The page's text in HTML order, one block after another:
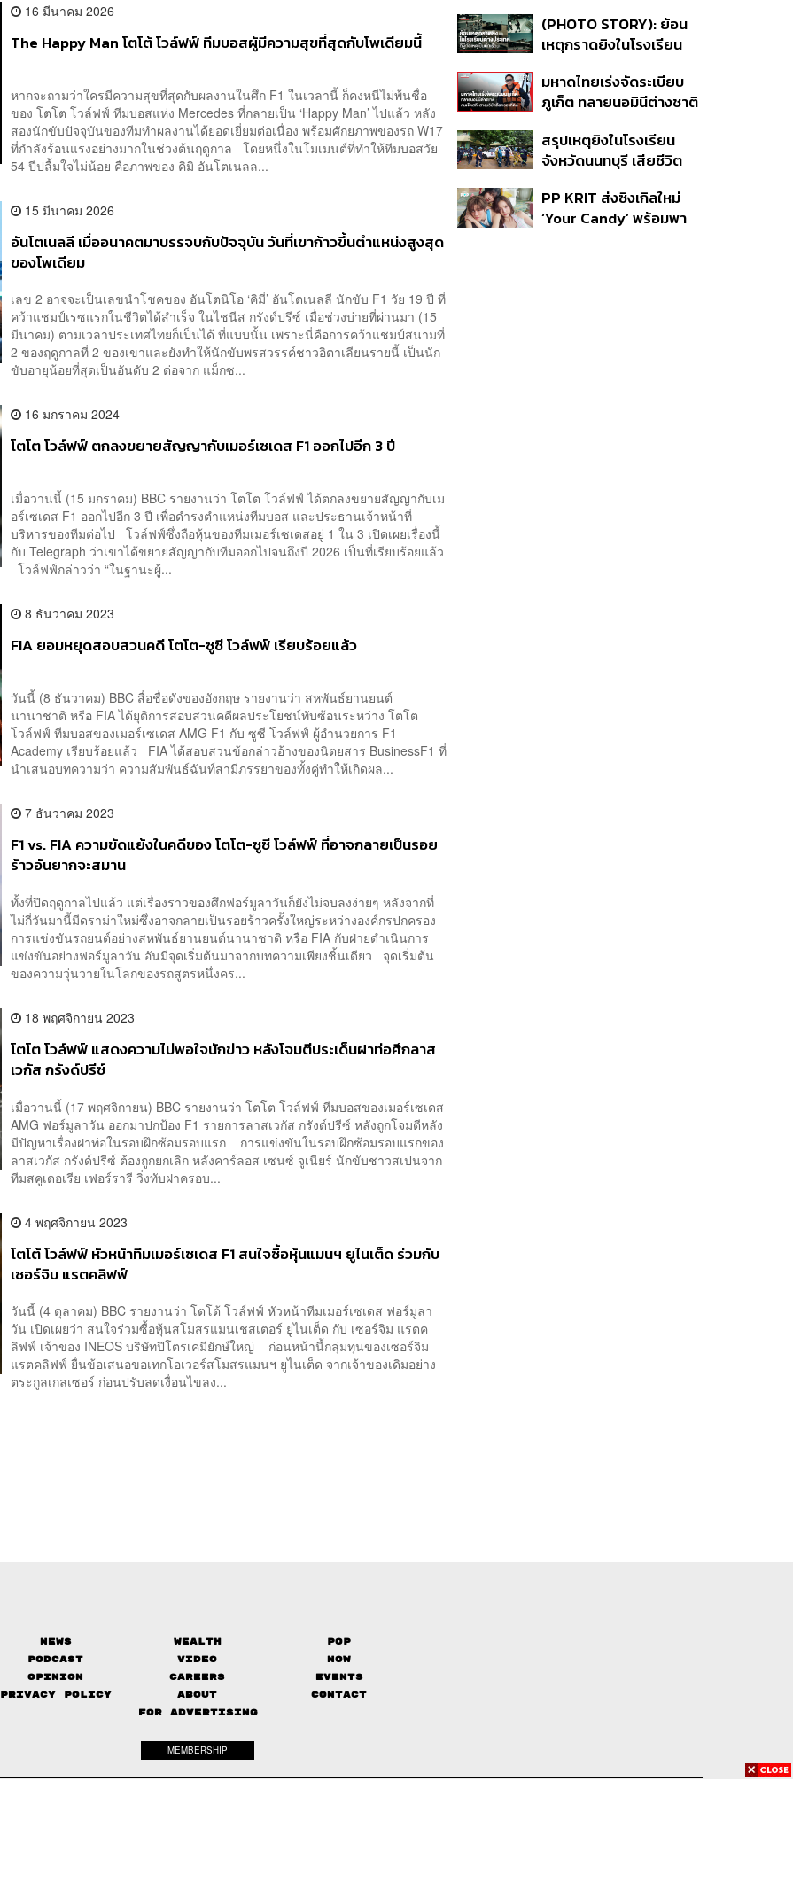
16 มีนาคม 2026
The Happy Man โตโต้ โวล์ฟฟ์ ทีมบอสผู้มีความสุขที่สุดกับโพเดียมนี้
หากจะถามว่าใครมีความสุขที่สุดกับผลงานในศึก F1 ในเวลานี้ ก็คงหนีไม่พ้นชื่อ
ของ โตโต โวล์ฟฟ์ ทีมบอสแห่ง Mercedes ที่กลายเป็น ‘Happy Man’ ไปแล้ว หลัง
สองนักขับปัจจุบันของทีมทำผลงานได้ยอดเยี่ยมต่อเนื่อง พร้อมศักยภาพของรถ W17
ที่กำลังร้อนแรงอย่างมากในช่วงต้นฤดูกาล โดยหนึ่งในโมเมนต์ที่ทำให้ทีมบอสวัย
54 ปีปลื้มใจไม่น้อย คือภาพของ คิมิ อันโตเนลล...
15 มีนาคม 2026
อันโตเนลลี เมื่ออนาคตมาบรรจบกับปัจจุบัน วันที่เขาก้าวขึ้นตำแหน่งสูงสุด
ของโพเดียม
เลข 2 อาจจะเป็นเลขนำโชคของ อันโตนิโอ ‘คิมี่’ อันโตเนลลี นักขับ F1 วัย 19 ปี ที่
คว้าแชมป์เรซแรกในชีวิตได้สำเร็จ ในไชนีส กรังด์ปรีซ์ เมื่อช่วงบ่ายที่ผ่านมา (15
มีนาคม) ตามเวลาประเทศไทยก็เป็นได้ ที่แบบนั้น เพราะนี่คือการคว้าแชมป์สนามที่
2 ของฤดูกาลที่ 2 ของเขาและยังทำให้นักขับพรสวรรค์ชาวอิตาเลียนรายนี้ เป็นนัก
ขับอายุน้อยที่สุดเป็นอันดับ 2 ต่อจาก แม็กซ...
16 มกราคม 2024
โตโต โวล์ฟฟ์ ตกลงขยายสัญญากับเมอร์เซเดส F1 ออกไปอีก 3 ปี
เมื่อวานนี้ (15 มกราคม) BBC รายงานว่า โตโต โวล์ฟฟ์ ได้ตกลงขยายสัญญากับเม
อร์เซเดส F1 ออกไปอีก 3 ปี เพื่อดำรงตำแหน่งทีมบอส และประธานเจ้าหน้าที่
บริหารของทีมต่อไป โวล์ฟฟ์ซึ่งถือหุ้นของทีมเมอร์เซเดสอยู่ 1 ใน 3 เปิดเผยเรื่องนี้
กับ Telegraph ว่าเขาได้ขยายสัญญากับทีมออกไปจนถึงปี 2026 เป็นที่เรียบร้อยแล้ว
โวล์ฟฟ์กล่าวว่า “ในฐานะผู้...
8 ธันวาคม 2023
FIA ยอมหยุดสอบสวนคดี โตโต-ซูซี โวล์ฟฟ์ เรียบร้อยแล้ว
วันนี้ (8 ธันวาคม) BBC สื่อชื่อดังของอังกฤษ รายงานว่า สหพันธ์ยานยนต์
นานาชาติ หรือ FIA ได้ยุติการสอบสวนคดีผลประโยชน์ทับซ้อนระหว่าง โตโต
โวล์ฟฟ์ ทีมบอสของเมอร์เซเดส AMG F1 กับ ซูซี โวล์ฟฟ์ ผู้อำนวยการ F1
Academy เรียบร้อยแล้ว FIA ได้สอบสวนข้อกล่าวอ้างของนิตยสาร BusinessF1 ที่
นำเสนอบทความว่า ความสัมพันธ์ฉันท์สามีภรรยาของทั้งคู่ทำให้เกิดผล...
7 ธันวาคม 2023
F1 vs. FIA ความขัดแย้งในคดีของ โตโต-ซูซี โวล์ฟฟ์ ที่อาจกลายเป็นรอย
ร้าวอันยากจะสมาน
ทั้งที่ปิดฤดูกาลไปแล้ว แต่เรื่องราวของศึกฟอร์มูลาวันก็ยังไม่จบลงง่ายๆ หลังจากที่
ไม่กี่วันมานี้มีดราม่าใหม่ซึ่งอาจกลายเป็นรอยร้าวครั้งใหญ่ระหว่างองค์กรปกครอง
การแข่งขันรถยนต์อย่างสหพันธ์ยานยนต์นานาชาติ หรือ FIA กับฝ่ายดำเนินการ
แข่งขันอย่างฟอร์มูลาวัน อันมีจุดเริ่มต้นมาจากบทความเพียงชิ้นเดียว จุดเริ่มต้น
ของความวุ่นวายในโลกของรถสูตรหนึ่งคร...
18 พฤศจิกายน 2023
โตโต โวล์ฟฟ์ แสดงความไม่พอใจนักข่าว หลังโจมตีประเด็นฝาท่อศึกลาส
เวกัส กรังด์ปรีซ์
เมื่อวานนี้ (17 พฤศจิกายน) BBC รายงานว่า โตโต โวล์ฟฟ์ ทีมบอสของเมอร์เซเดส
AMG ฟอร์มูลาวัน ออกมาปกป้อง F1 รายการลาสเวกัส กรังด์ปรีซ์ หลังถูกโจมตีหลัง
มีปัญหาเรื่องฝาท่อในรอบฝึกซ้อมรอบแรก การแข่งขันในรอบฝึกซ้อมรอบแรกของ
ลาสเวกัส กรังด์ปรีซ์ ต้องถูกยกเลิก หลังคาร์ลอส เซนซ์ จูเนียร์ นักขับชาวสเปนจาก
ทีมสคูเดอเรีย เฟอร์รารี วิ่งทับฝาครอบ...
4 พฤศจิกายน 2023
โตโต้ โวล์ฟฟ์ หัวหน้าทีมเมอร์เซเดส F1 สนใจซื้อหุ้นแมนฯ ยูไนเต็ด ร่วมกับ
เซอร์จิม แรตคลิฟฟ์
วันนี้ (4 ตุลาคม) BBC รายงานว่า โตโต้ โวล์ฟฟ์ หัวหน้าทีมเมอร์เซเดส ฟอร์มูลา
วัน เปิดเผยว่า สนใจร่วมซื้อหุ้นสโมสรแมนเชสเตอร์ ยูไนเต็ด กับ เซอร์จิม แรตค
ลิฟฟ์ เจ้าของ INEOS บริษัทปิโตรเคมียักษ์ใหญ่ ก่อนหน้านี้กลุ่มทุนของเซอร์จิม
แรตคลิฟฟ์ ยื่นข้อเสนอขอเทกโอเวอร์สโมสรแมนฯ ยูไนเต็ด จากเจ้าของเดิมอย่าง
ตระกูลเกลเซอร์ ก่อนปรับลดเงื่อนไขลง...
สัมพันธ์สุด Toxic
(PHOTO STORY): ย้อน
เหตุกราดยิงในโรงเรียน
นักเรียน
มหาดไทยเร่งจัดระเบียบ
ภูเก็ต ทลายนอมินีต่างชาติ
ที่ดิน เคลียร์ใบอนุญาต
โรงแรมค้าง 7 ปี
สรุปเหตุยิงในโรงเรียน
จังหวัดนนทบุรี เสียชีวิต
ปมค้นประวัติคดีกราดยิงที่
สหรัฐฯ
PP KRIT ส่งซิงเกิลใหม่
‘Your Candy’ พร้อมพา
News Wealth
Pop
Podcast
Video
Now
Opinion
Careers
Events
Privacy Policy
About
Contact
FOR ADVERTISING
MEMBERSHIP